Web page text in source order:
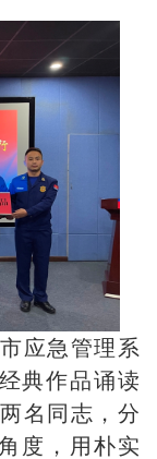
应急管理系
典作品诵读
名同志，分
度，用朴实